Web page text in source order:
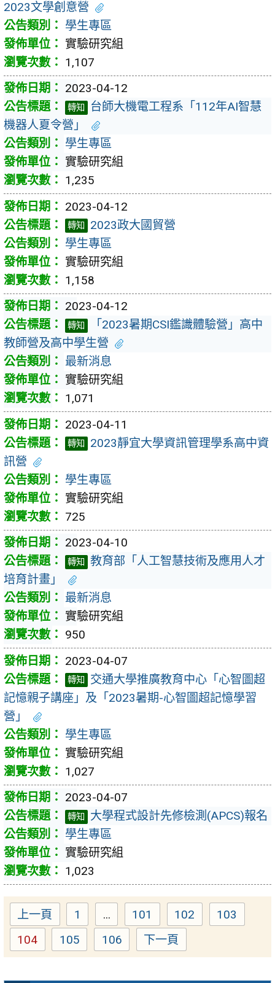
2023文學創意營
學生專區
實驗研究組
1,107
2023-04-12
轉知
台師大機電工程系「112年AI智慧
機器人夏令營」
學生專區
實驗研究組
1,235
2023-04-12
轉知
2023政大國貿營
學生專區
實驗研究組
1,158
2023-04-12
轉知
「2023暑期CSI鑑識體驗營」高中
教師營及高中學生營
最新消息
實驗研究組
1,071
2023-04-11
轉知
2023靜宜大學資訊管理學系高中資
訊營
學生專區
實驗研究組
725
2023-04-10
轉知
教育部「人工智慧技術及應用人才
培育計畫」
最新消息
實驗研究組
950
2023-04-07
轉知
交通大學推廣教育中心「心智圖超
記憶親子講座」及「2023暑期-心智圖超記憶學習
營」
學生專區
實驗研究組
1,027
2023-04-07
轉知
大學程式設計先修檢測(APCS)報名
學生專區
實驗研究組
1,023
上一頁 Page
1 ... Page
101 Page
102 Page
103
Page
104 Page
105 Page
106 下一頁